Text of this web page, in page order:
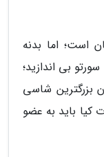
است؛ اما بدنه
بی اندازید؛
بزرگترین شاسی
کیا باید به عضو